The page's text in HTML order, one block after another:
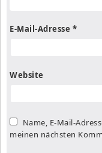
E-Mail-Adresse *
Website
Name, E-Mail-
meinen nächsten